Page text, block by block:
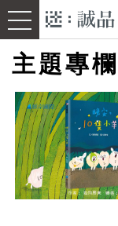
主題專欄